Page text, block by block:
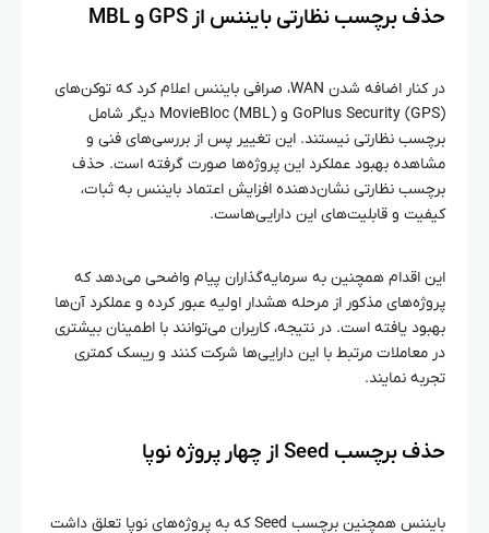
حذف برچسب نظارتی بایننس از GPS و MBL
در کنار اضافه شدن WAN، صرافی بایننس اعلام کرد که توکن‌های
GoPlus Security (GPS) و MovieBloc (MBL) دیگر شامل
برچسب نظارتی نیستند. این تغییر پس از بررسی‌های فنی و
مشاهده بهبود عملکرد این پروژه‌ها صورت گرفته است. حذف
برچسب نظارتی نشان‌دهنده افزایش اعتماد بایننس به ثبات،
کیفیت و قابلیت‌های این دارایی‌هاست.
این اقدام همچنین به سرمایه‌گذاران پیام واضحی می‌دهد که
پروژه‌های مذکور از مرحله هشدار اولیه عبور کرده و عملکرد آن‌ها
بهبود یافته است. در نتیجه، کاربران می‌توانند با اطمینان بیشتری
در معاملات مرتبط با این دارایی‌ها شرکت کنند و ریسک کمتری
تجربه نمایند.
حذف برچسب Seed از چهار پروژه نوپا
بایننس همچنین برچسب Seed که به پروژه‌های نوپا تعلق داشت